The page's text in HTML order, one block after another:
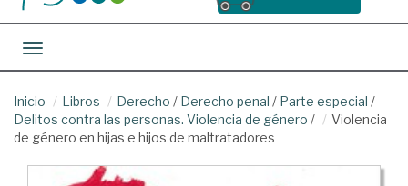
Toggle navigation
Inicio Libros Derecho / Derecho penal / Parte especial /
Delitos contra las personas. Violencia de género /
Violencia
de género en hijas e hijos de maltratadores